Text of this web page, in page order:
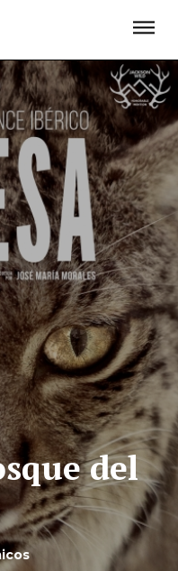
del
PROYECTOS
RESIDENCIAS
CINE
PRENSA
NEWSLETTER